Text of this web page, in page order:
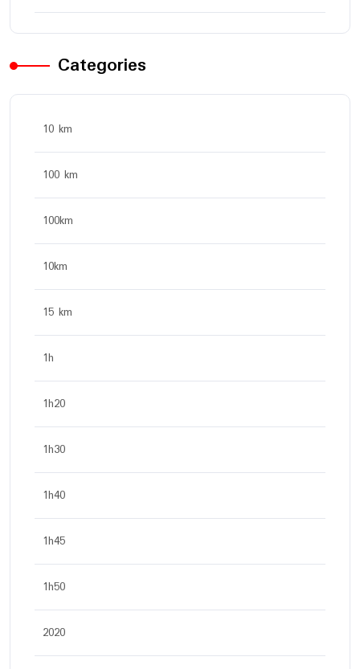
Categories
10 km
100 km
100km
10km
15 km
1h
1h20
1h30
1h40
1h45
1h50
2020